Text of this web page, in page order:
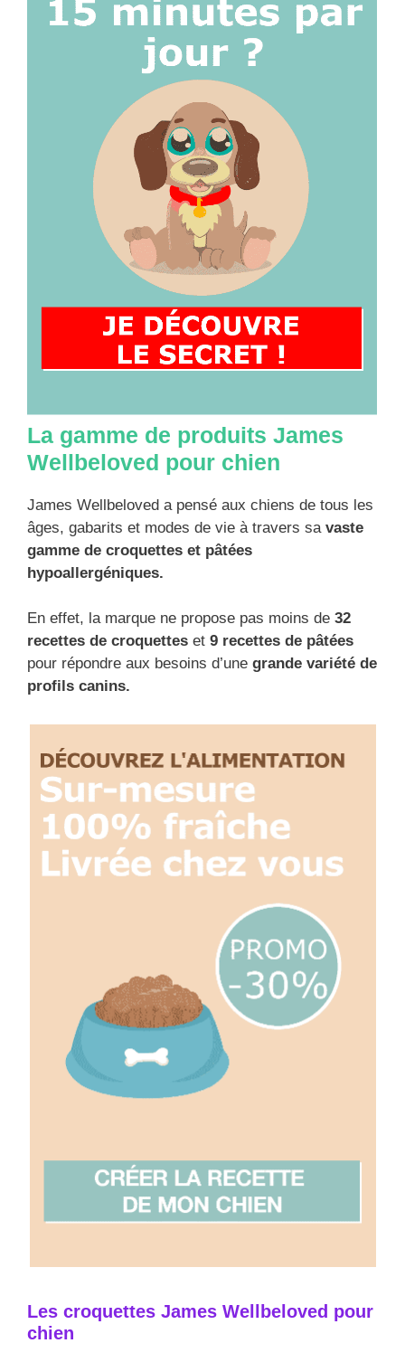
La gamme de produits James
Wellbeloved pour chien
James Wellbeloved a pensé aux chiens de tous les
âges, gabarits et modes de vie à travers sa vaste
gamme de croquettes et pâtées
hypoallergéniques.
En effet, la marque ne propose pas moins de 32
recettes de croquettes et 9 recettes de pâtées
pour répondre aux besoins d’une grande variété de
profils canins.
Les croquettes James Wellbeloved pour
chien